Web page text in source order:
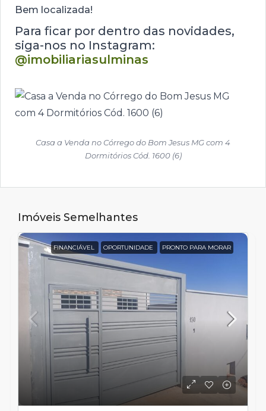
Bem localizada!
Para ficar por dentro das novidades,
siga-nos no Instagram:
@imobiliariasulminas
Casa a Venda no Córrego do Bom Jesus MG com 4
Dormitórios Cód. 1600 (6)
Imóveis Semelhantes
FINANCIÁVEL OPORTUNIDADE PRONTO PARA MORAR